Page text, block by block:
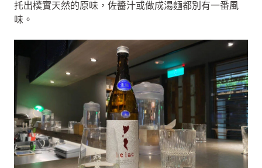
托出樸實天然的原味，佐醬汁或做成湯麵都別有一番風
味。